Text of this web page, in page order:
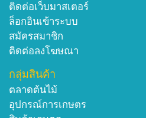
ติดต่อเว็บมาสเตอร์
ล็อกอินเข้าระบบ
สมัครสมาชิก
ติดต่อลงโฆษณา
กลุ่มสินค้า
ตลาดต้นไม้
อุปกรณ์การเกษตร